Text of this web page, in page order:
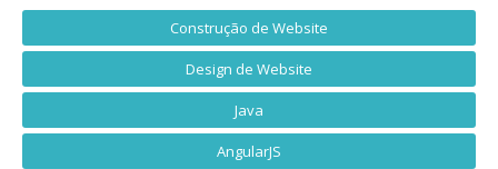
Construção de Website
Design de Website
Java
AngularJS